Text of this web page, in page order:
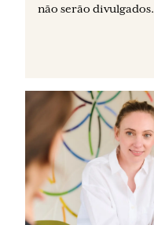
não serão divulgados.